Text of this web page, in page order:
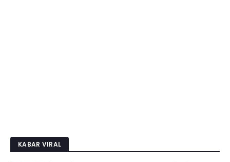
KABAR VIRAL